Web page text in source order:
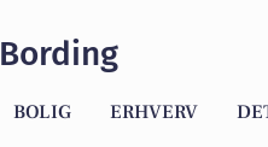
Bording
BOLIG ERHVERV